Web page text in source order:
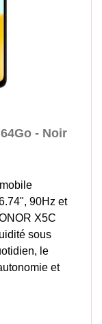
- Noir
90Hz et
X5C
sous
le
et